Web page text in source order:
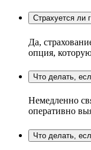
Страхуется ли
Да,
опция,
Что делать,
Немедленно
оперативно
Что делать,